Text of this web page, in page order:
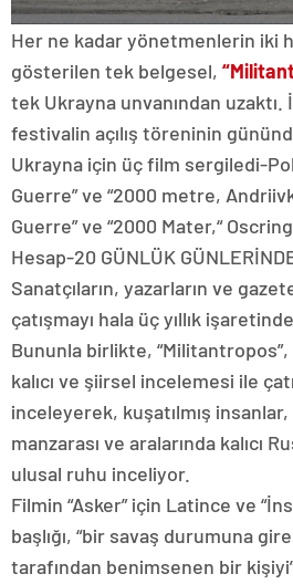
Her ne kadar yönetmenlerin iki
gösterilen tek belgesel,
tek Ukrayna unvanından
festivalin açılış töreninin
Ukrayna için üç film sergiledi-
Guerre” ve “2000 metre,
Guerre” ve “2000 Mater,“
Hesap-20 GÜNLÜK
Sanatçıların, yazarların ve
çatışmayı hala üç yıllık
Bununla birlikte, “Militantropos”,
kalıcı ve şiirsel incelemesi ile
inceleyerek, kuşatılmış insanlar,
manzarası ve aralarında kalıcı
ulusal ruhu inceliyor.
Filmin “Asker” için Latince ve
başlığı, “bir savaş durumuna
tarafından benimsenen bir